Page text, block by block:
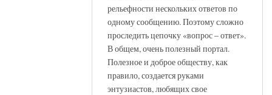
рельефности нескольких ответов по
одному сообщению. Поэтому сложно
проследить цепочку «вопрос – ответ».
В общем, очень полезный портал.
Полезное и доброе обществу, как
правило, создается руками
энтузиастов, любящих свое